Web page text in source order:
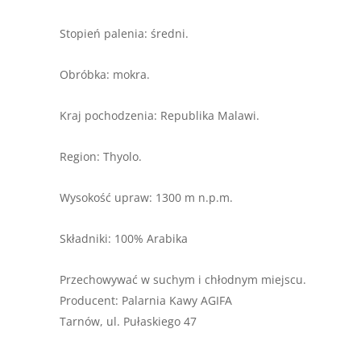
Stopień palenia: średni.
Obróbka: mokra.
Kraj pochodzenia: Republika Malawi.
Region: Thyolo.
Wysokość upraw: 1300 m n.p.m.
Składniki: 100% Arabika
Przechowywać w suchym i chłodnym miejscu.
Producent: Palarnia Kawy AGIFA
Tarnów, ul. Pułaskiego 47